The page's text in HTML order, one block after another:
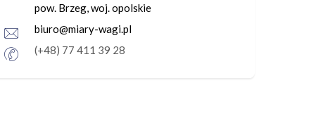
pow. Brzeg, woj. opolskie
biuro@miary-wagi.pl
(+48) 77 411 39 28